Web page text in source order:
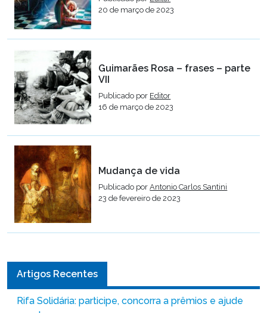
20 de março de 2023
Guimarães Rosa – frases – parte
VII
Publicado por Editor
16 de março de 2023
Mudança de vida
Publicado porAntonio Carlos Santini
23 de fevereiro de 2023
Artigos Recentes
Rifa Solidária: participe, concorra a prêmios e ajude